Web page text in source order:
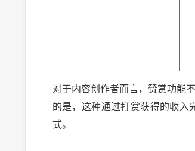
对于内容创作者而言，赞赏功能
的是，这种通过打赏获得的收入
式。